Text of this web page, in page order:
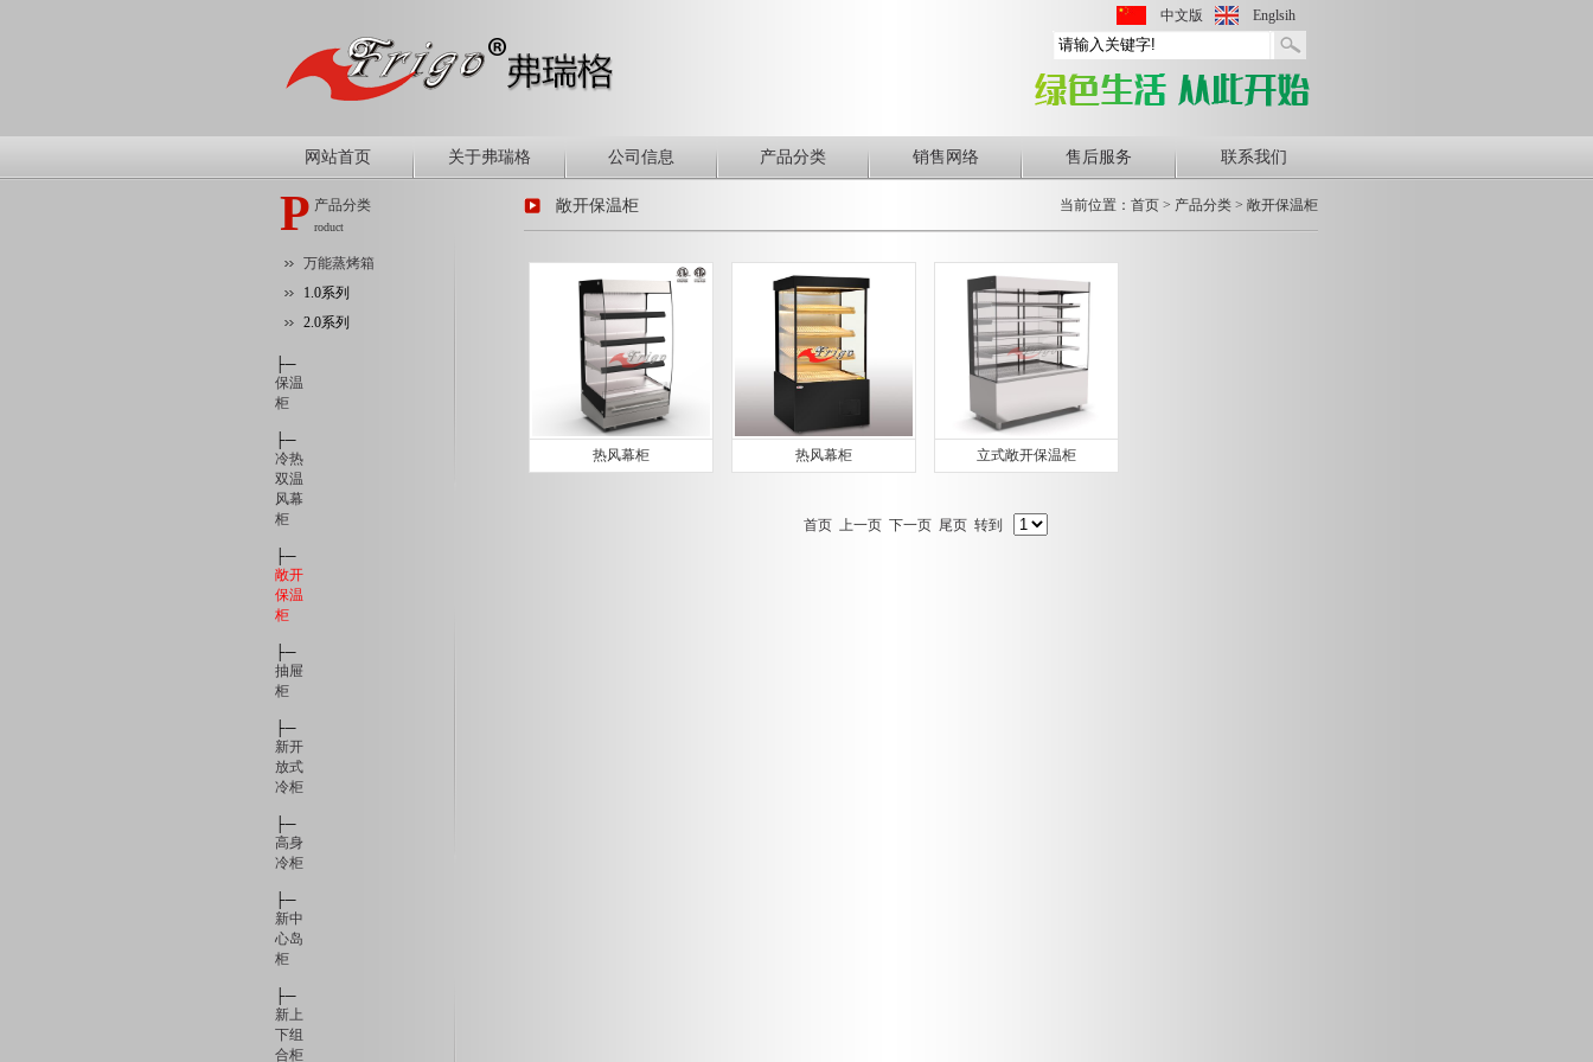
中文版 Englsih
网站首页 关于弗瑞格 公司信息 产品分类 销售网络 售后服务 联系我们
P 产品分类
roduct
万能蒸烤箱
1.0系列
2.0系列
├─
保温
柜
├─
冷热
双温
风幕
柜
├─
敞开
保温
柜
├─
抽屉
柜
├─
新开
放式
冷柜
├─
高身
冷柜
├─
新中
心岛
柜
├─
新上
下组
合柜
敞开保温柜 当前位置：首页 > 产品分类 > 敞开保温柜
热风幕柜 热风幕柜 立式敞开保温柜
首页 上一页 下一页 尾页 转到